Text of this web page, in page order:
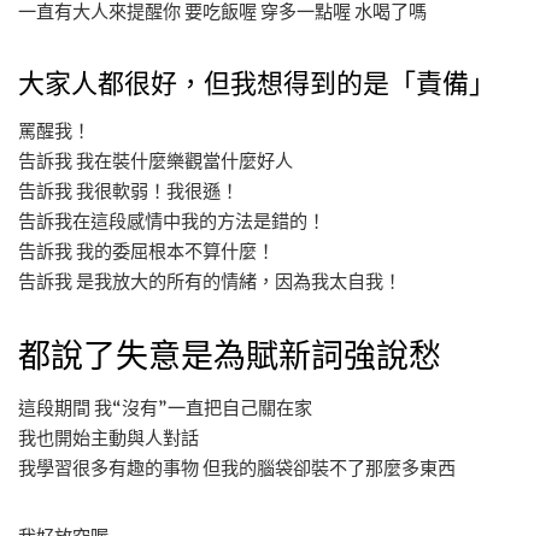
一直有大人來提醒你 要吃飯喔 穿多一點喔 水喝了嗎
大家人都很好，但我想得到的是「責備」
罵醒我！
告訴我 我在裝什麼樂觀當什麼好人
告訴我 我很軟弱！我很遜！
告訴我在這段感情中我的方法是錯的！
告訴我 我的委屈根本不算什麼！
告訴我 是我放大的所有的情緒，因為我太自我！
都說了失意是為賦新詞強說愁
這段期間 我“沒有”一直把自己關在家
我也開始主動與人對話
我學習很多有趣的事物 但我的腦袋卻裝不了那麼多東西